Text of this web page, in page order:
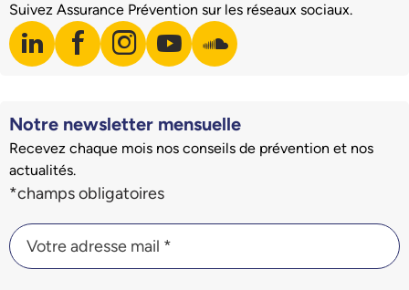
Suivez Assurance Prévention sur les réseaux sociaux.
linkedin
Visiter notre page LinkedIn
facebook
Visiter notre page Facebook
instagram
Visiter notre page Instagram
youtube
Visiter notre page Youtube
soundcloud
Visiter notre page
Notre newsletter mensuelle
Recevez chaque mois nos conseils de prévention et nos
actualités.
Champs du formulaire d'inscription à la newsletter
*champs obligatoires
Votre adresse mail *
Votre adresse mail *